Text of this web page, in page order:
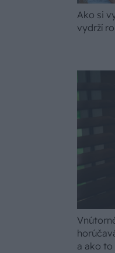
Ako si
vydrží
a ako to